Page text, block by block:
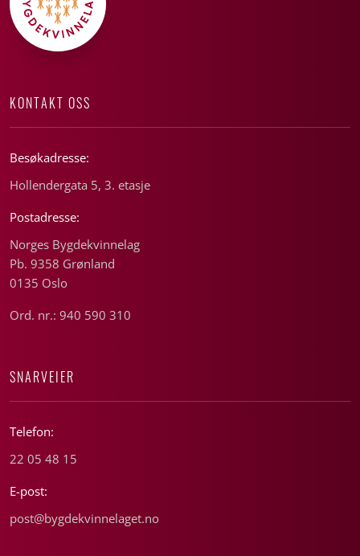
KONTAKT OSS
Besøkadresse:
Hollendergata 5, 3. etasje
Postadresse:
Norges Bygdekvinnelag
Pb. 9358 Grønland
0135 Oslo
Ord. nr.: 940 590 310
SNARVEIER
Telefon:
22 05 48 15
E-post:
post@bygdekvinnelaget.no